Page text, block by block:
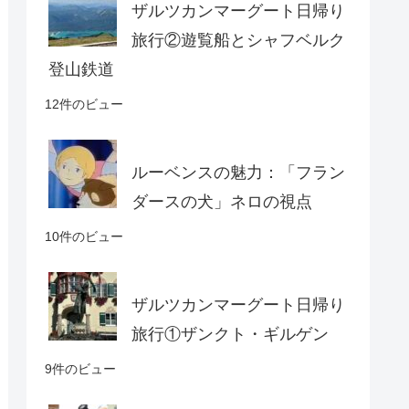
ザルツカンマーグート日帰り
旅行②遊覧船とシャフベルク
登山鉄道
12件のビュー
ルーベンスの魅力：「フラン
ダースの犬」ネロの視点
10件のビュー
ザルツカンマーグート日帰り
旅行①ザンクト・ギルゲン
9件のビュー